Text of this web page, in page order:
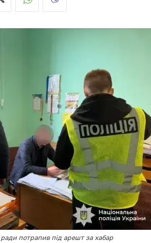
ради потрапив під арешт за хабар